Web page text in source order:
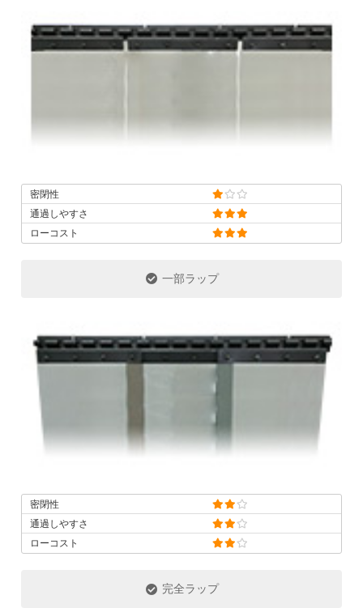
密閉性
通過しやすさ
ローコスト
一部ラップ
密閉性
通過しやすさ
ローコスト
完全ラップ